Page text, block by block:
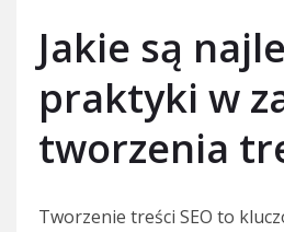
Jakie są
praktyki w
tworzenia
Tworzenie treści SEO to